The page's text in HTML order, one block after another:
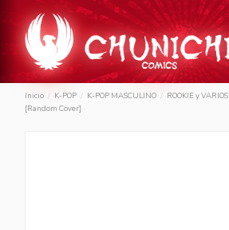
Inicio K-POP K-POP MASCULINO ROOKIE y VARIOS
[Random Cover]